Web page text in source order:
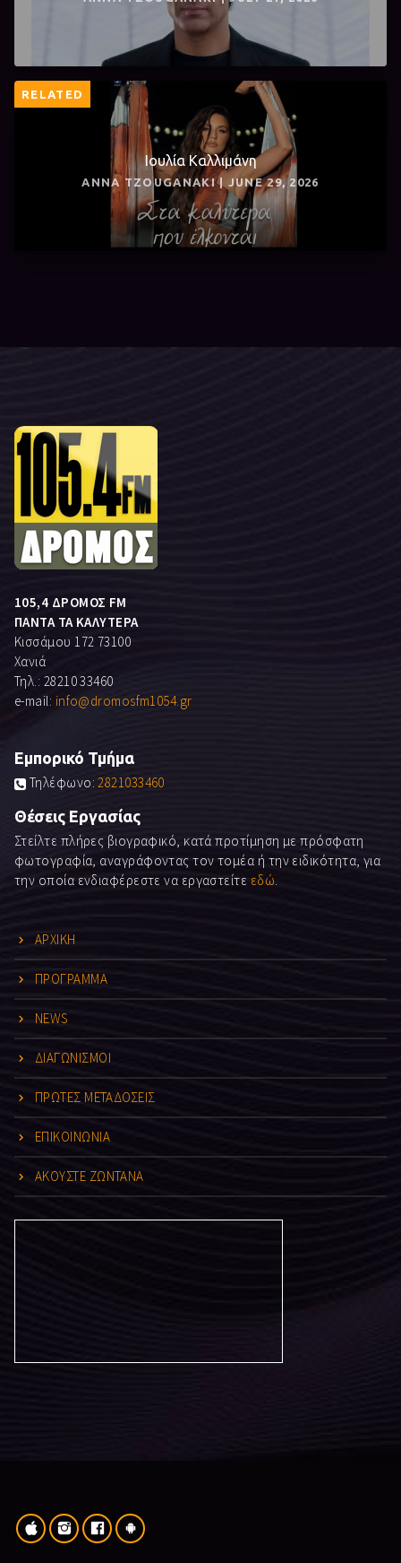
RELATED
Ιουλία Καλλιμάνη
ANNA TZOUGANAKI | JUNE 29, 2026
105,4 ΔΡΟΜΟΣ FM
ΠΑΝΤΑ ΤΑ ΚΑΛΥΤΕΡΑ
Κισσάμου 172 73100
Χανιά
Τηλ.: 28210 33460
e-mail: info@dromosfm1054.gr
Εμπορικό Τμήμα
Τηλέφωνο:2821033460
Θέσεις Εργασίας
Στείλτε πλήρες βιογραφικό, κατά προτίμηση με πρόσφατη
φωτογραφία, αναγράφοντας τον τομέα ή την ειδικότητα, για
την οποία ενδιαφέρεστε να εργαστείτε εδώ.
ΑΡΧΙΚΗ
ΠΡΟΓΡΑΜΜΑ
NEWS
ΔΙΑΓΩΝΙΣΜΟΙ
ΠΡΩΤΕΣ ΜΕΤΑΔΟΣΕΙΣ
ΕΠΙΚΟΙΝΩΝΙΑ
ΑΚΟΥΣΤΕ ΖΩΝΤΑΝΑ